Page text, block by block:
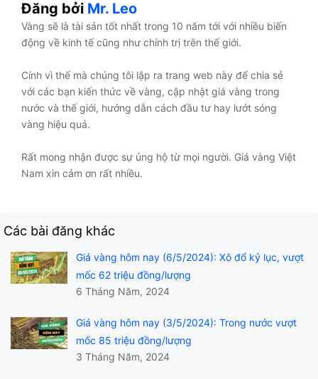
Đăng bởi Mr. Leo
Vàng sẽ là tài sản tốt nhất trong 10 năm tới với nhiều biến
động về kinh tế cũng như chính trị trên thế giới.
Cính vì thế mà chúng tôi lập ra trang web này để chia sẻ
với các bạn kiến thức về vàng, cập nhật giá vàng trong
nước và thế giới, hướng dẫn cách đầu tư hay lướt sóng
vàng hiệu quả.
Rất mong nhận được sự ủng hộ từ mọi người. Giá vàng Việt
Nam xin cảm ơn rất nhiều.
Các bài đăng khác
Giá vàng hôm nay (6/5/2024): Xô đổ kỷ lục, vượt
mốc 62 triệu đồng/lượng
6 Tháng Năm, 2024
Giá vàng hôm nay (3/5/2024): Trong nước vượt
mốc 85 triệu đồng/lượng
3 Tháng Năm, 2024